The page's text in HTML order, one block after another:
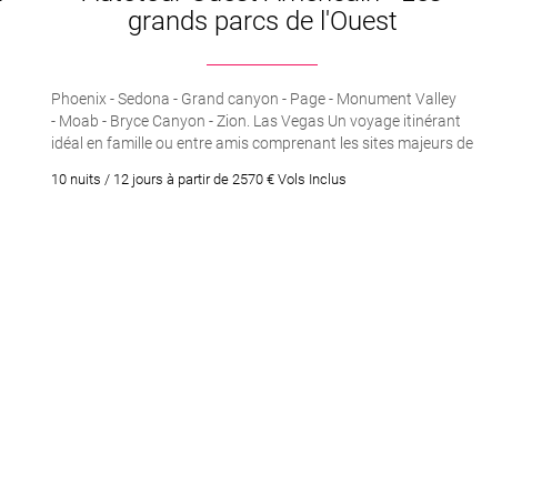
demande.
grands parcs de l'Ouest
Phoenix - Sedona - Grand canyon - Page - Monument Valley
- Moab - Bryce Canyon - Zion. Las Vegas Un voyage itinérant
idéal en famille ou entre amis comprenant les sites majeurs de
10 nuits / 12 jours à partir de 2570 € Vols Inclus